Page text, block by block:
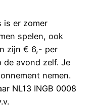
is er zomer
spelen, ook
zijn € 6,- per
de avond zelf. Je
nemen.
NL13 INGB 0008